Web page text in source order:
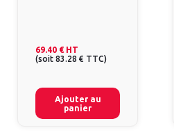
69.40 € HT
(soit 83.28 € TTC)
Ajouter au
panier